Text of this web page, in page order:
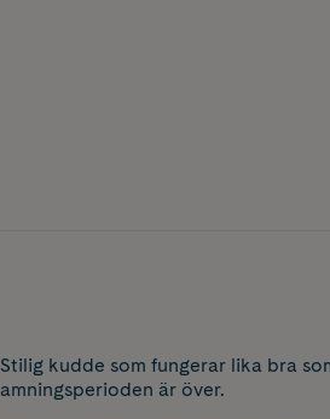
Stilig kudde som fungerar lika bra
amningsperioden är över.